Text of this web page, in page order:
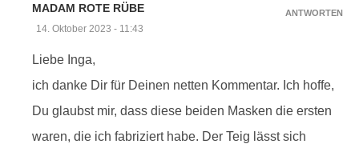
MADAM ROTE RÜBE
14. Oktober 2023 - 11:43
Liebe Inga,
ich danke Dir für Deinen netten Kommentar. Ich hoffe,
Du glaubst mir, dass diese beiden Masken die ersten
waren, die ich fabriziert habe. Der Teig lässt sich
ANTWORTEN